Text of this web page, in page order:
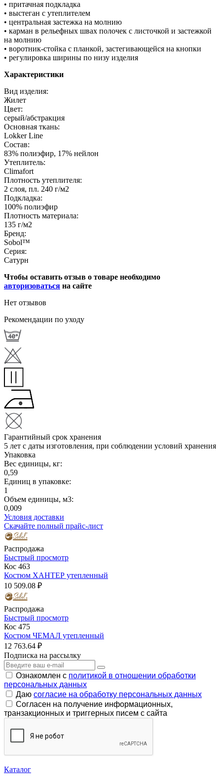
• притачная подкладка
• выстеган с утеплителем
• центральная застежка на молнию
• карман в рельефных швах полочек с листочкой и застежкой
на молнию
• воротник-стойка с планкой, застегивающейся на кнопки
• регулировка ширины по низу изделия
Характеристики
Вид изделия:
Жилет
Цвет:
серый/абстракция
Основная ткань:
Lokker Line
Состав:
83% полиэфир, 17% нейлон
Утеплитель:
Climafort
Плотность утеплителя:
2 слоя, пл. 240 г/м2
Подкладка:
100% полиэфир
Плотность материала:
135 г/м2
Бренд:
Sobol™
Серия:
Сатурн
Чтобы оставить отзыв о товаре необходимо
авторизоваться на сайте
Нет отзывов
Рекомендации по уходу
Гарантийный срок хранения
5 лет с даты изготовления, при соблюдении условий хранения
Упаковка
Вес единицы, кг:
0,59
Единиц в упаковке:
1
Объем единицы, м3:
0,009
Условия доставки
Скачайте полный прайс-лист
Распродажа
Быстрый просмотр
Кос 463
Костюм ХАНТЕР утепленный
10 509.08 ₽
Распродажа
Быстрый просмотр
Кос 475
Костюм ЧЕМАЛ утепленный
12 763.64 ₽
Подписка на рассылку
Ознакомлен с политикой в отношении обработки
персональных данных
Даю согласие на обработку персональных данных
Согласен на получение информационных,
транзакционных и триггерных писем с сайта
Каталог